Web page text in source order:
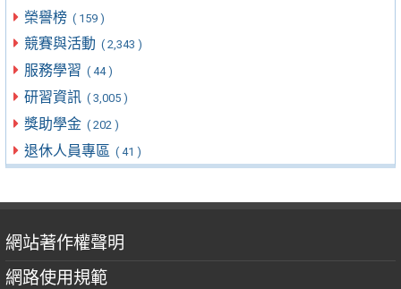
榮譽榜 ( 159 )
競賽與活動 ( 2,343 )
服務學習 ( 44 )
研習資訊 ( 3,005 )
獎助學金 ( 202 )
退休人員專區 ( 41 )
網站著作權聲明
網路使用規範